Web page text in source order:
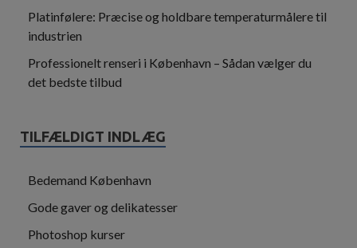
Platinfølere: Præcise og holdbare temperaturmålere til
industrien
Professionelt renseri i København – Sådan vælger du
det bedste tilbud
TILFÆLDIGT INDLÆG
Bedemand København
Gode gaver og delikatesser
Photoshop kurser